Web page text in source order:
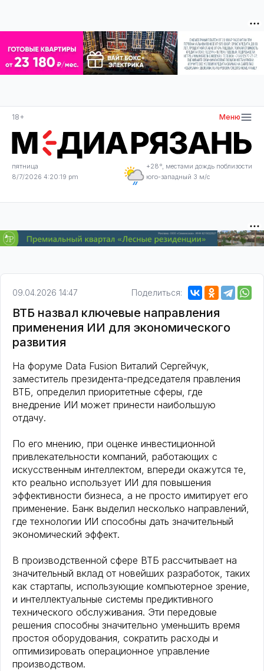
18+ Меню
пятница
8/7/2026 4:20:19 pm
+28°, местами дождь поблизости
юго-западный 3 м/с
09.04.2026 14:47 Поделиться:
ВТБ назвал ключевые направления
применения ИИ для экономического
развития
На форуме Data Fusion Виталий Сергейчук,
заместитель президента-председателя правления
ВТБ, определил приоритетные сферы, где
внедрение ИИ может принести наибольшую
отдачу.
По его мнению, при оценке инвестиционной
привлекательности компаний, работающих с
искусственным интеллектом, впереди окажутся те,
кто реально использует ИИ для повышения
эффективности бизнеса, а не просто имитирует его
применение. Банк выделил несколько направлений,
где технологии ИИ способны дать значительный
экономический эффект.
В производственной сфере ВТБ рассчитывает на
значительный вклад от новейших разработок, таких
как стартапы, использующие компьютерное зрение,
и интеллектуальные системы предиктивного
технического обслуживания. Эти передовые
решения способны значительно уменьшить время
простоя оборудования, сократить расходы и
оптимизировать операционное управление
производством.